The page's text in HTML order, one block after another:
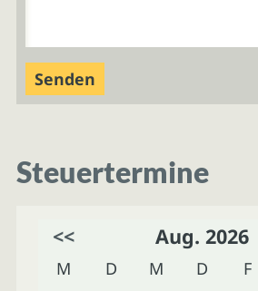
Steuertermine
<< Aug. 2026
M D M D F